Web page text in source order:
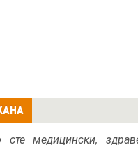
сте медицински,